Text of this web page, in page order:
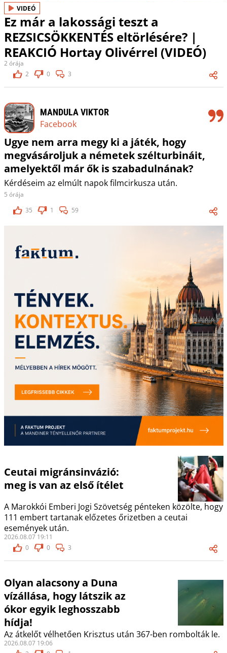
VIDEÓ
Ez már a lakossági teszt a
REZSICSÖKKENTÉS eltörlésére? |
REAKCIÓ Hortay Olivérrel (VIDEÓ)
2 órája
2
0 3
MANDULA VIKTOR
Facebook
Ugye nem arra megy ki a játék, hogy
megvásároljuk a németek szélturbináit,
amelyektől már ők is szabadulnának?
Kérdéseim az elmúlt napok filmcirkusza után.
5 órája
35
1 59
Ceutai migránsinvázió:
meg is van az első ítélet
A Marokkói Emberi Jogi Szövetség pénteken közölte, hogy
111 embert tartanak előzetes őrizetben a ceutai
események után.
2026.08.07 19:11
0
0 3
Olyan alacsony a Duna
vízállása, hogy látszik az
ókor egyik leghosszabb
hídja!
Az átkelőt vélhetően Krisztus után 367-ben rombolták le.
2026.08.07 19:06